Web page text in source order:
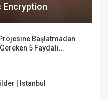
Encryption
Başlatmadan
5 Faydalı…
| Istanbul